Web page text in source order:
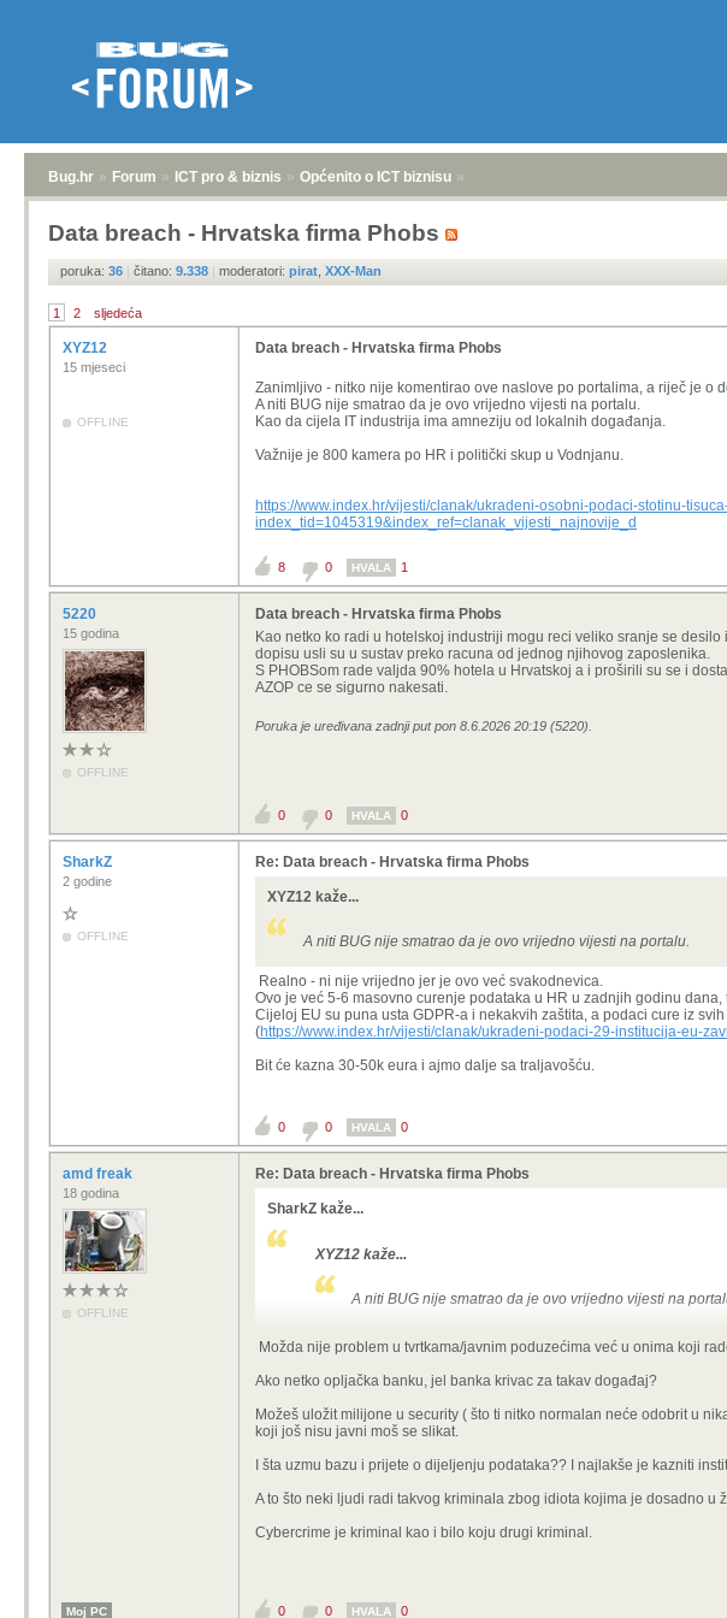
Bug.hr » Forum » ICT pro & biznis » Općenito o ICT biznisu »
Data breach - Hrvatska firma Phobs
poruka: 36 | čitano: 9.338 | moderatori: pirat XXX-Man
1 2 sljedeća
XYZ12
15 mjeseci
OFFLINE
Data breach - Hrvatska firma Phobs
Zanimljivo - nitko nije komentirao ove naslove po portalima, a riječ je o
A niti BUG nije smatrao da je ovo vrijedno vijesti na portalu.
Kao da cijela IT industrija ima amneziju od lokalnih događanja.
Važnije je 800 kamera po HR i politički skup u Vodnjanu.
https://www.index.hr/vijesti/clanak/ukradeni-osobni-podaci-stotinu-
index_tid=1045319&index_ref=clanak_vijesti_najnovije_d
8 0 HVALA 1
5220
15 godina
OFFLINE
Data breach - Hrvatska firma Phobs
Kao netko ko radi u hotelskoj industriji mogu reci veliko sranje se
dopisu usli su u sustav preko racuna od jednog njihovog zaposlenika.
S PHOBSom rade valjda 90% hotela u Hrvatskoj a i proširili su se i
AZOP ce se sigurno nakesati.
Poruka je uređivana zadnji put pon 8.6.2026 20:19 (5220).
0 0 HVALA 0
SharkZ
2 godine
OFFLINE
Re: Data breach - Hrvatska firma Phobs
XYZ12 kaže...
A niti BUG nije smatrao da je ovo vrijedno vijesti na portalu.
Realno - ni nije vrijedno jer je ovo već svakodnevica.
Ovo je već 5-6 masovno curenje podataka u HR u zadnjih godinu
Cijeloj EU su puna usta GDPR-a i nekakvih zaštita, a podaci cure iz
(https://www.index.hr/vijesti/clanak/ukradeni-podaci-29-institucija-eu-
Bit će kazna 30-50k eura i ajmo dalje sa traljavošću.
0 0 HVALA 0
amd freak
18 godina
OFFLINE
Re: Data breach - Hrvatska firma Phobs
SharkZ kaže...
XYZ12 kaže...
A niti BUG nije smatrao da je ovo vrijedno vijesti na
Realno - ni nije vrijedno jer je ovo već svakodnevica.
Ovo je već 5-6 masovno curenje podataka u HR u zadnjih
Cijeloj EU su puna usta GDPR-a i nekakvih zaštita, a podaci
(https://www.index.hr/vijesti/clanak/ukradeni-podaci-29-
Bit će kazna 30-50k eura i ajmo dalje sa traljavošću.
Možda nije problem u tvrtkama/javnim poduzećima već u onima koji
Ako netko opljačka banku, jel banka krivac za takav događaj?
Možeš uložit milijone u security ( što ti nitko normalan neće odobrit u
koji još nisu javni moš se slikat.
I šta uzmu bazu i prijete o dijeljenju podataka?? I najlakše je kazniti
A to što neki ljudi radi takvog kriminala zbog idiota kojima je dosadno
Cybercrime je kriminal kao i bilo koju drugi kriminal.
Moj PC 0 0 HVALA 0